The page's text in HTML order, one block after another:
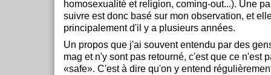
homosexualité et religion, coming-out...). Une
suivre est donc basé sur mon observation, et
principalement d'il y a plusieurs années.
Un propos que j'ai souvent entendu par des
mag et n'y sont pas retourné, c'est que ce n'est
«safe». C'est à dire qu'on y entend